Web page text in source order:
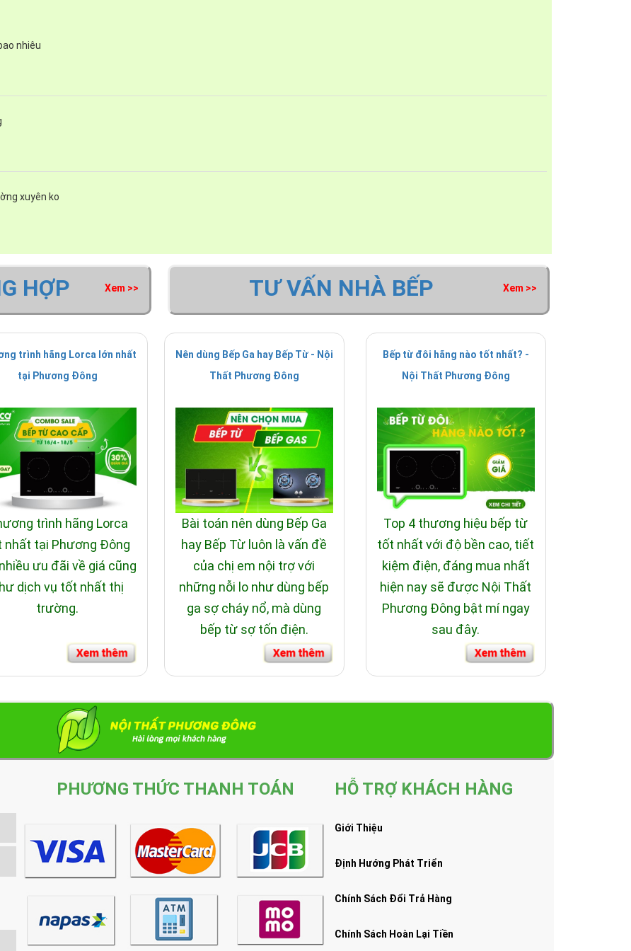
nhiêu
xuyên ko
HỢP Xem >>
trình hãng Lorca lớn nhất
tại Phương Đông
trình hãng Lorca
nhất tại Phương Đông
ưu đãi về giá cũng
dịch vụ tốt nhất thị
trường.
TƯ VẤN NHÀ BẾP Xem >>
Nên dùng Bếp Ga hay Bếp Từ - Nội
Thất Phương Đông
Bài toán nên dùng Bếp Ga
hay Bếp Từ luôn là vấn đề
của chị em nội trợ với
những nỗi lo như dùng bếp
ga sợ cháy nổ, mà dùng
bếp từ sợ tốn điện.
Bếp từ đôi hãng nào tốt nhất? -
Nội Thất Phương Đông
Top 4 thương hiệu bếp từ
tốt nhất với độ bền cao, tiết
kiệm điện, đáng mua nhất
hiện nay sẽ được Nội Thất
Phương Đông bật mí ngay
sau đây.
PHƯƠNG THỨC THANH TOÁN HỖ TRỢ KHÁCH HÀNG
Giới Thiệu
Định Hướng Phát Triển
Chính Sách Đổi Trả Hàng
Chính Sách Hoàn Lại Tiền